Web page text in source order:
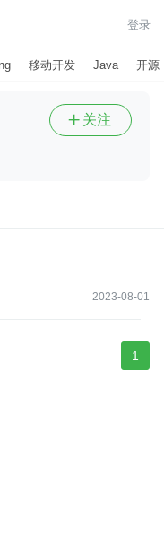
登录
移动开发 Java 开源
 关注
2023-08-01
1